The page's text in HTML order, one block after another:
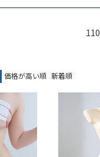
110
価格が高い順 新着順